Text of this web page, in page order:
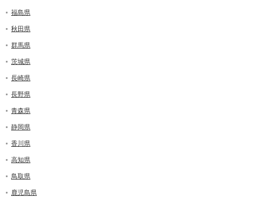
福島県
秋田県
群馬県
茨城県
長崎県
長野県
青森県
静岡県
香川県
高知県
鳥取県
鹿児島県